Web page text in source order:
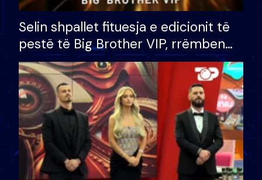
Selin shpallet fituesja e edicionit të
pestë të Big Brother VIP, rrëmben
çmimin e madh prej 100 mijë eurosh